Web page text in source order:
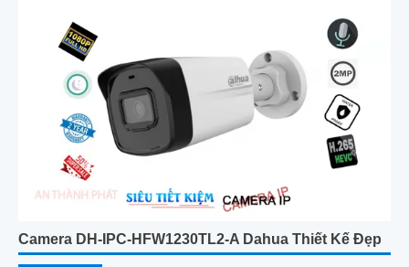
Camera DH-IPC-HFW1230TL2-A Dahua Thiết Kế Đẹp